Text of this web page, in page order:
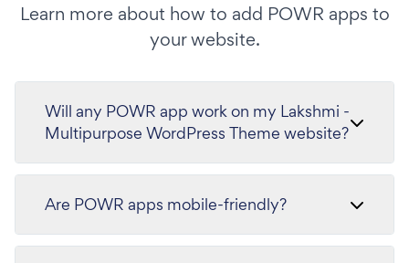
Learn more about how to add POWR apps to
your website.
Will any POWR app work on my Lakshmi -
Multipurpose WordPress Theme website?
Are POWR apps mobile-friendly?